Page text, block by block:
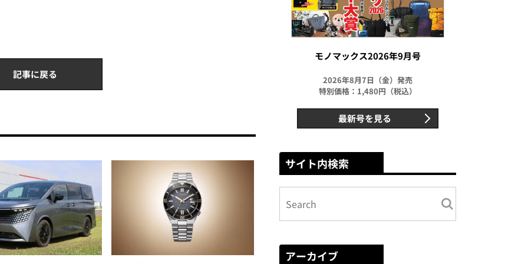
記事に戻る
モノマックス2026年9月号
2026年8月7日（金）発売
特別価格：1,480円（税込）
最新号を見る
サイト内検索
アーカイブ